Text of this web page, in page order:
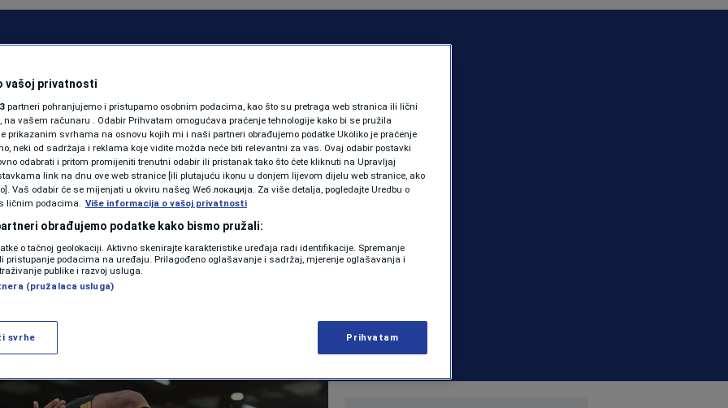
ZDRAVLJE
SHOWBIZ
KOLUMNE
PODCAST
N1 SPECIJAL
FENOMENI
NEISTRAŽENO
VIRALNO
VIDEO
kraj: Arsenal je
Manchester
u Bournemouthu
| NOGOMET | 0 komentara
Više
vašoj privatnosti
partneri pohranjujemo i pristupamo osobnim podacima, kao što su pretraga web stranica ili lični
na vašem računaru . Odabir Prihvatam omogućava praćenje tehnologije kako bi se pružila
prikazanim svrhama na osnovu kojih mi i naši partneri obrađujemo podatke Ukoliko je praćenje
neki od sadržaja i reklama koje vidite možda neće biti relevantni za vas. Ovaj odabir postavki
odabrati i pritom promijeniti trenutni odabir ili pristanak tako što ćete kliknuti na Upravljaj
link na dnu ove web stranice [ili plutajuću ikonu u donjem lijevom dijelu web stranice, ako
Vaš odabir će se mijenjati u okviru našeg Wеб локација. Za više detalja, pogledajte Uredbu o
ličnim podacima. Više informacija o vašoj privatnosti
obrađujemo podatke kako bismo pružali:
o tačnoj geolokaciji. Aktivno skenirajte karakteristike uređaja radi identifikacije. Spremanje
pristupanje podacima na uređaju. Prilagođeno oglašavanje i sadržaj, mjerenje oglašavanja i
publike i razvoj usluga.
(pružalaca usluga)
svrhe Prihvatam